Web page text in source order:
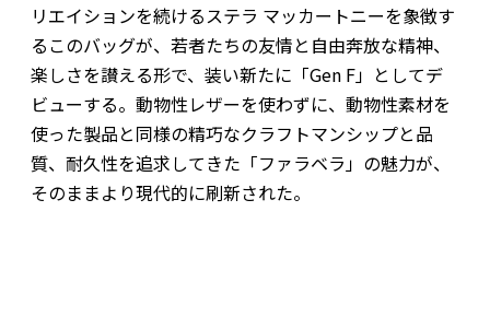
リエイションを続けるステラ マッカートニーを象徴す
るこのバッグが、若者たちの友情と自由奔放な精神、
楽しさを讃える形で、装い新たに「Gen F」としてデ
ビューする。動物性レザーを使わずに、動物性素材を
使った製品と同様の精巧なクラフトマンシップと品
質、耐久性を追求してきた「ファラベラ」の魅力が、
そのままより現代的に刷新された。